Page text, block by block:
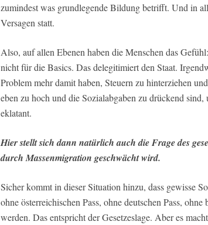
zumindest was grundlegende Bildung betrifft. Und in
Versagen statt.
Also, auf allen Ebenen haben die Menschen das
nicht für die Basics. Das delegitimiert den Staat.
Problem mehr damit haben, Steuern zu hinterziehen
eben zu hoch und die Sozialabgaben zu drückend
eklatant.
Hier stellt sich dann natürlich auch die Frage des
durch Massenmigration geschwächt wird.
Sicher kommt in dieser Situation hinzu, dass gewisse
ohne österreichischen Pass, ohne deutschen Pass,
werden. Das entspricht der Gesetzeslage. Aber es